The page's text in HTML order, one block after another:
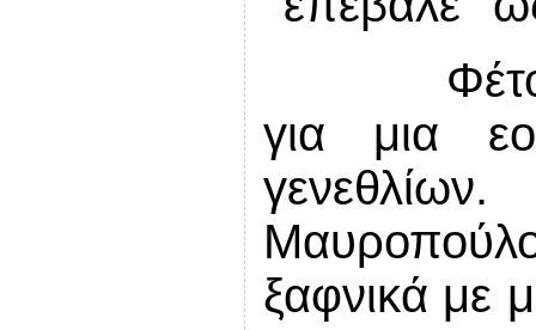
για μια
ξαφνικά με